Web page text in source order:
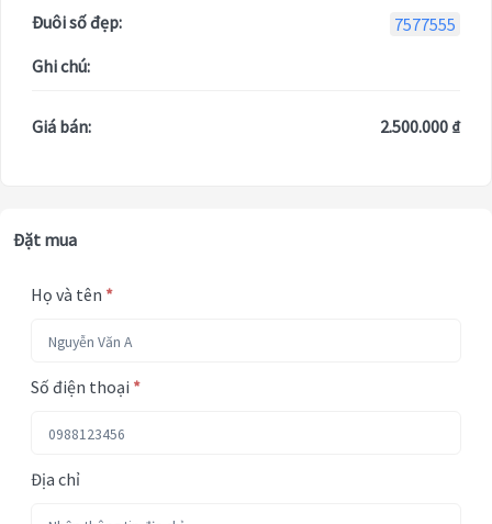
Đuôi số đẹp:
7577555
Ghi chú:
Giá bán: 2.500.000 ₫
Đặt mua
Họ và tên *
Số điện thoại *
Địa chỉ